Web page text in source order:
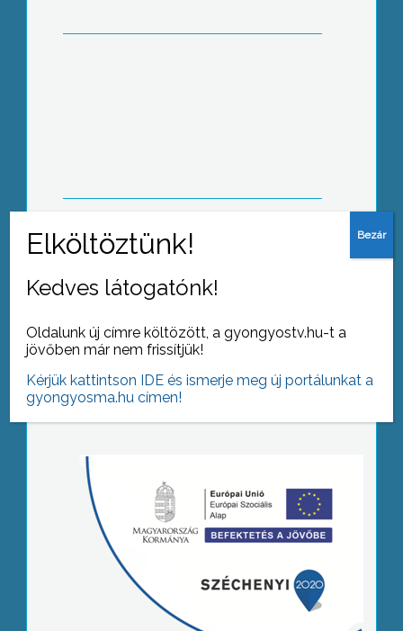
Tovább az archívumra
Kedves látogatónk!
Oldalunk új címre költözött, a gyongyostv.hu-t a
jövőben már nem frissítjük!
Kérjük kattintson IDE és ismerje meg új portálunkat a
gyongyosma.hu címen!